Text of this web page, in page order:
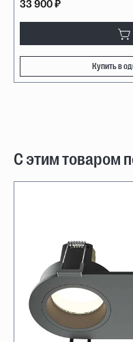
33 900 ₽
Купить в
С этим товаром